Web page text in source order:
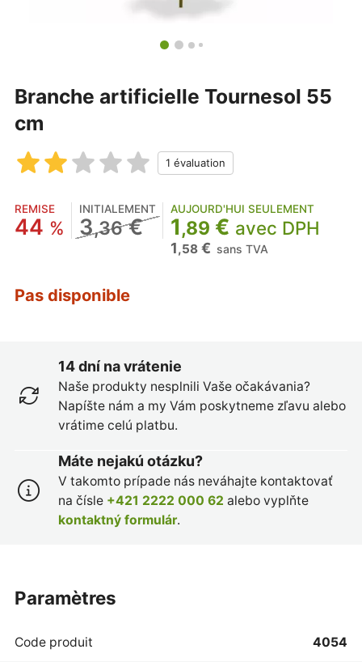
Branche artificielle Tournesol 55
cm
REMISE
44 %
INITIALEMENT
3,36€
AUJOURD'HUI SEULEMENT
1,89 € avec DPH
1,58€ sans TVA
Pas disponible
14 dní na vrátenie
Naše produkty nesplnili Vaše očakávania?
Napíšte nám a my Vám poskytneme zľavu alebo
vrátime celú platbu.
Máte nejakú otázku?
V takomto prípade nás neváhajte kontaktovať
na čísle +421 2222 000 62 alebo vyplňte
kontaktný formulár.
paramètres
Code produit 4054